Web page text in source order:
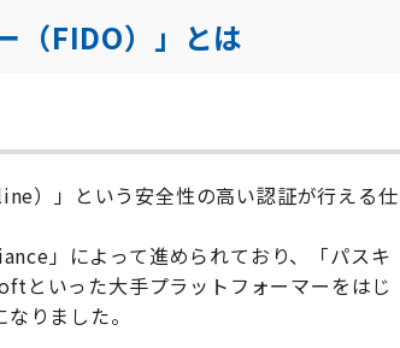
（FIDO）」とは
）」という安全性の高い認証が行える仕
」によって進められており、「パスキ
といった大手プラットフォーマーをはじ
りました。